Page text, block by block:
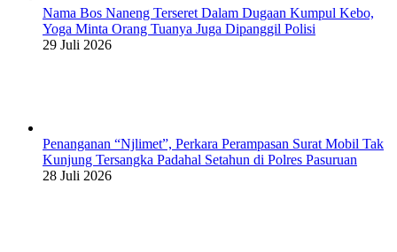
Nama Bos Naneng Terseret Dalam Dugaan Kumpul Kebo,
Yoga Minta Orang Tuanya Juga Dipanggil Polisi
29 Juli 2026
Penanganan “Njlimet”, Perkara Perampasan Surat Mobil Tak
Kunjung Tersangka Padahal Setahun di Polres Pasuruan
28 Juli 2026